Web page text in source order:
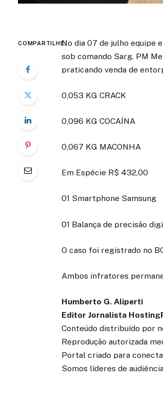
COMPARTILHE:No dia 07 de julho equipe
sob comando Sarg. PM
praticando venda de
0,053 KG CRACK
0,096 KG COCAÍNA
0,067 KG MACONHA
Em Espécie R$ 432,00
01 Smartphone Samsung
01 Balança de precisão
O caso foi registrado no
Ambos infratores
Humberto G. Aliperti
Editor Jornalista
Conteúdo distribuído por
Reprodução autorizada
Portal criado para
Somos líderes de